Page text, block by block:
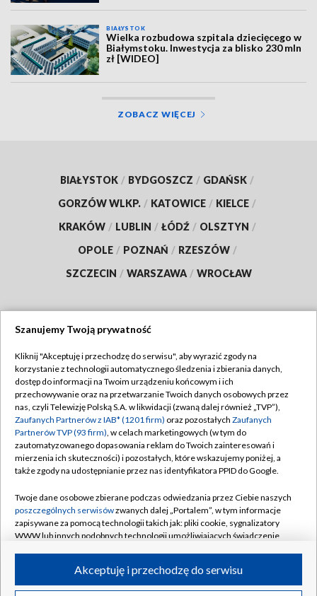
BIAŁYSTOK
Wielka rozbudowa szpitala dziecięcego w
Białymstoku. Inwestycja za blisko 230 mln
zł [WIDEO]
ZOBACZ WIĘCEJ
BIAŁYSTOK / BYDGOSZCZ / GDAŃSK /
GORZÓW WLKP. / KATOWICE / KIELCE /
KRAKÓW / LUBLIN / ŁÓDŹ / OLSZTYN /
OPOLE / POZNAŃ / RZESZÓW /
SZCZECIN / WARSZAWA / WROCŁAW
TVP
Abonament TVP
Emisja w TVP
Centrum informacji TVP
Naziemna Telewizja Cyfrowa
Rada Programowa
System NOS
Informacje o nadawcy
Program dla prasy
Regulamin TVP
Polityka prywatności
Moje zgody
Pomoc
Kontakt
Kanały
©2026 Telewizja Polska S.A. w likwidacji
Szanujemy Twoją prywatność
Kliknij "Akceptuję i przechodzę do serwisu", aby wyrazić zgody na
korzystanie z technologii automatycznego śledzenia i zbierania danych,
dostęp do informacji na Twoim urządzeniu końcowym i ich
przechowywanie oraz na przetwarzanie Twoich danych osobowych przez
nas, czyli Telewizję Polską S.A. w likwidacji (zwaną dalej również „TVP”),
Zaufanych Partnerów z IAB* (1201 firm) oraz pozostałych Zaufanych
Partnerów TVP (93 firm), w celach marketingowych (w tym do
zautomatyzowanego dopasowania reklam do Twoich zainteresowań i
mierzenia ich skuteczności) i pozostałych, które wskazujemy poniżej, a
także zgody na udostępnianie przez nas identyfikatora PPID do Google.
Twoje dane osobowe zbierane podczas odwiedzania przez Ciebie naszych
poszczególnych serwisówzwanych dalej „Portalem”, w tym informacje
zapisywane za pomocą technologii takich jak: pliki cookie, sygnalizatory
WWW lub innych podobnych technologii umożliwiających świadczenie
ruchu w Internecie.Akceptuję i przechodzę do serwisu